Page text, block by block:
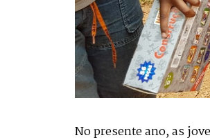
No presente ano, as